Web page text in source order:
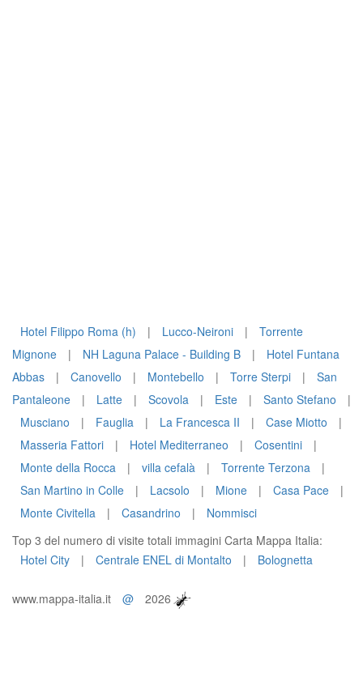
Hotel Filippo Roma (h) | Lucco-Neironi |
Torrente
Mignone
| NH Laguna Palace - Building B |
Hotel Funtana
Abbas
| Canovello | Montebello | Torre Sterpi |
San
Pantaleone
| Latte | Scovola | Este | Santo Stefano
|
Musciano
| Fauglia | La Francesca II | Case Miotto
|
Masseria Fattori
| Hotel Mediterraneo | Cosentini
|
Monte della Rocca
| villa cefalà | Torrente Terzona
|
San Martino in Colle
| Lacsolo | Mione | Casa Pace
|
Monte Civitella
| Casandrino |
Nommisci
Top 3 del numero di visite totali immagini Carta Mappa Italia:
Hotel City
| Centrale ENEL di Montalto | Bolognetta
www.mappa-italia.it @ 2026